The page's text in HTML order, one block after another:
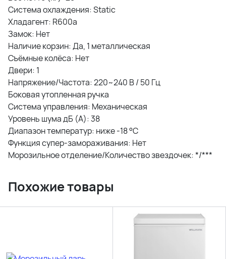
Система охлаждения: Static
Хладагент: R600a
Замок: Нет
Наличие корзин: Да, 1 металлическая
Съёмные колёса: Нет
Двери: 1
Напряжение/Частота: 220~240 В / 50 Гц
Боковая утопленная ручка
Система управления: Механическая
Уровень шума дБ (А): 38
Диапазон температур: ниже -18 °C
Функция супер-замораживания: Нет
Морозильное отделение/Количество звездочек: */***
Похожие товары